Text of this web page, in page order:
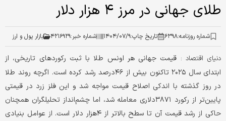
طلای جهانی در مرز ۴ هزار دلار
شماره روزنامه:۶۳۹۸ تاریخ چاپ:۱۴۰۴/۰۷/۹ شماره خبر:۴۲۱۶۹۲۹ بازار پول و ارز
دنیای اقتصاد : قیمت جهانی هر اونس طلا با ثبت رکوردهای تاریخی، از
ابتدای سال ۲۰۲۵ تاکنون بیش از ۴۶درصد رشد کرده است. اگرچه روند طلا
در روز گذشته با اندکی اصلاح قیمت مواجه شد و این فلز زرد در قیمتی
پایین‌تر از رکورد ۳۸۷۱دلاری معامله شد، اما چشم‌انداز تحلیلگران همچنان
حاکی از رشد قیمت آن تا سطح بالاتر از ۴هزار دلار است. از عوامل بنیادی